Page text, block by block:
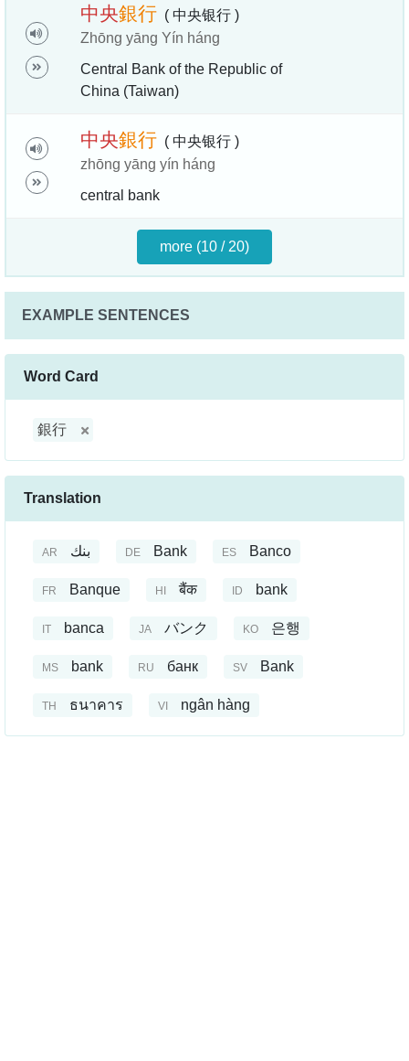
中央銀行 ( 中央银行 )
Zhōng yāng Yín háng
Central Bank of the Republic of
China (Taiwan)
中央銀行 ( 中央银行 )
zhōng yāng yín háng
central bank
more (10 / 20)
EXAMPLE SENTENCES
Word Card
銀行
Translation
AR بنك DE Bank ES Banco
FR Banque HI बैंक ID bank
IT banca JA バンク KO 은행
MS bank RU банк SV Bank
TH ธนาคาร VI ngân hàng